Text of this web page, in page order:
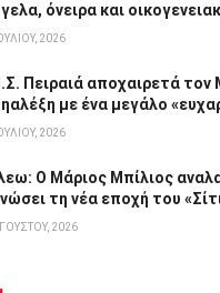
όνειρα και
2026
Πειραιά αποχαιρετά τον
με ένα μεγάλο
2026
Ο Μάριος Μπίλιος
τη νέα εποχή του
2026